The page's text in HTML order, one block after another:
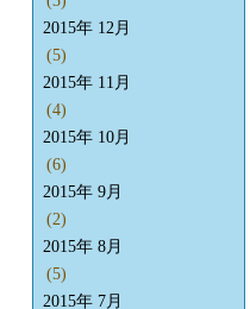
2015年 12月
(5)
2015年 11月
(4)
2015年 10月
(6)
2015年 9月
(2)
2015年 8月
(5)
2015年 7月